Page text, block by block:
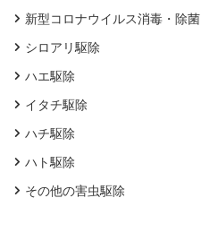
新型コロナウイルス消毒・除菌
シロアリ駆除
ハエ駆除
イタチ駆除
ハチ駆除
ハト駆除
その他の害虫駆除